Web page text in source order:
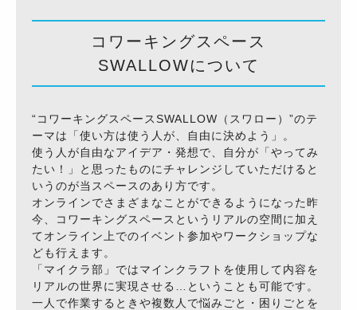
コワーキングスペース
SWALLOWについて
“コワーキングスペースSWALLOW（スワロー）”のテ
ーマは「使い方は使う人が、自由に決めよう」。
使う人が自由なアイデア・発想で、自分が「やってみ
たい！」と思ったものにチャレンジしていただけると
いうのが当スペースのあり方です。
オンラインでさまざまなことができるようになった昨
今、コワーキングスペースというリアルの空間に加え
てオンライン上でのイベント参加やワークショップな
ども行えます。
「マイクラ部」ではマインクラフトを使用して内容を
リアルの世界に実現させる…ということも可能です。
一人で作業するときや複数人で悩みごと・困りごとを